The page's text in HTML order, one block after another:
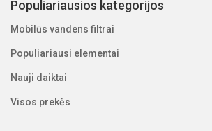
Populiariausios kategorijos
Mobilūs vandens filtrai
Populiariausi elementai
Nauji daiktai
Visos prekės